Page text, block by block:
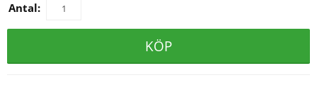
Antal:
KÖP